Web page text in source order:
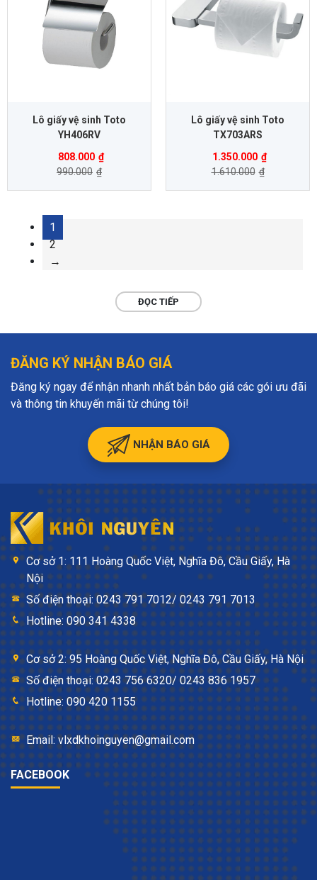
Lô giấy vệ sinh Toto
YH406RV
808.000 ₫
990.000 ₫
Lô giấy vệ sinh Toto
TX703ARS
1.350.000 ₫
1.610.000 ₫
1
2
→
ĐỌC TIẾP
ĐĂNG KÝ NHẬN BÁO GIÁ
Đăng ký ngay để nhận nhanh nhất bản báo giá các gói ưu đãi
và thông tin khuyến mãi từ chúng tôi!
NHẬN BÁO GIÁ
Cơ sở 1: 111 Hoàng Quốc Việt, Nghĩa Đô, Cầu Giấy, Hà
Nội
Số điện thoại: 0243 791 7012/ 0243 791 7013
Hotline: 090 341 4338
Cơ sở 2: 95 Hoàng Quốc Việt, Nghĩa Đô, Cầu Giấy, Hà Nội
Số điện thoại: 0243 756 6320/ 0243 836 1957
Hotline: 090 420 1155
Email: vlxdkhoinguyen@gmail.com
FACEBOOK